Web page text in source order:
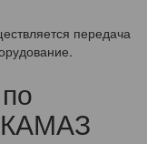
передача
КАМАЗ